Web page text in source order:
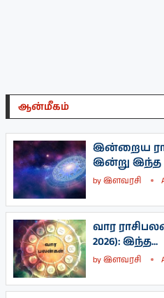
ஆன்மீகம்
இன்றைய
இன்று இந்த 4
byஇளவரசி
வார
2026): இந்த...
byஇளவரசி